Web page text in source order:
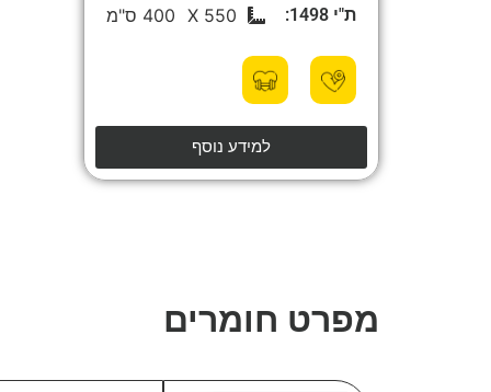
ת"י 1498: 550 X 400 ס"מ
למידע נוסף
מפרט חומרים